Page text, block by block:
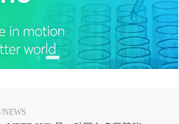
a
v
i
g
a
/NEWS